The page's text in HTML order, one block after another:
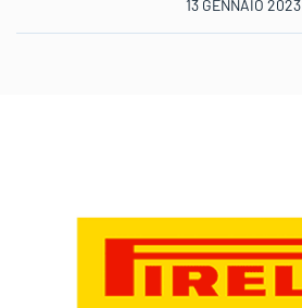
13 GENNAIO 2023